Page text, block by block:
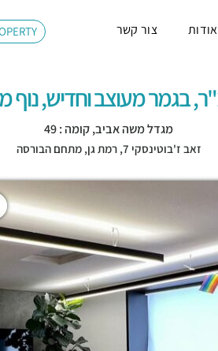
אודות צור קשר
מגדל משה אביב, קומה : 49
זאב ז'בוטינסקי 7, רמת גן,מתחם הבורסה